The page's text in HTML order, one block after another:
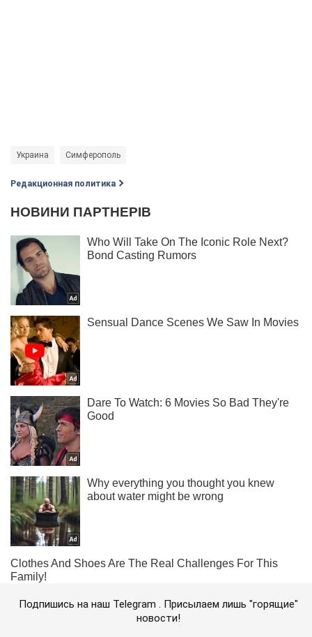
Украина Симферополь
Редакционная политика
Подпишись на наш Telegram . Присылаем лишь "горящие"
новости!